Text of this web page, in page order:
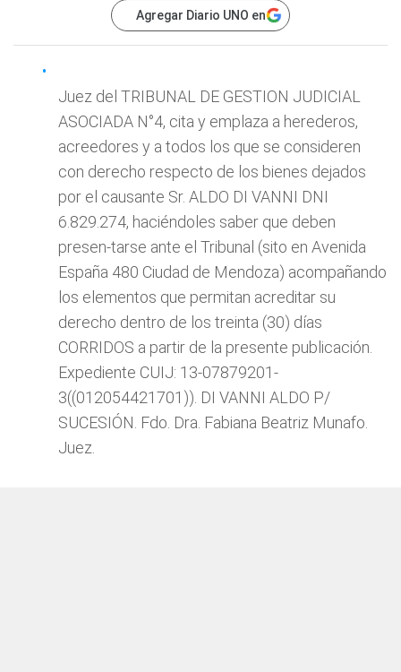
Agregar Diario UNO en
Juez del TRIBUNAL DE GESTION JUDICIAL
ASOCIADA N°4, cita y emplaza a herederos,
acreedores y a todos los que se consideren
con derecho respecto de los bienes dejados
por el causante Sr. ALDO DI VANNI DNI
6.829.274, haciéndoles saber que deben
presen-tarse ante el Tribunal (sito en Avenida
España 480 Ciudad de Mendoza) acompañando
los elementos que permitan acreditar su
derecho dentro de los treinta (30) días
CORRIDOS a partir de la presente publicación.
Expediente CUIJ: 13-07879201-
3((012054421701)). DI VANNI ALDO P/
SUCESIÓN. Fdo. Dra. Fabiana Beatriz Munafo.
Juez.